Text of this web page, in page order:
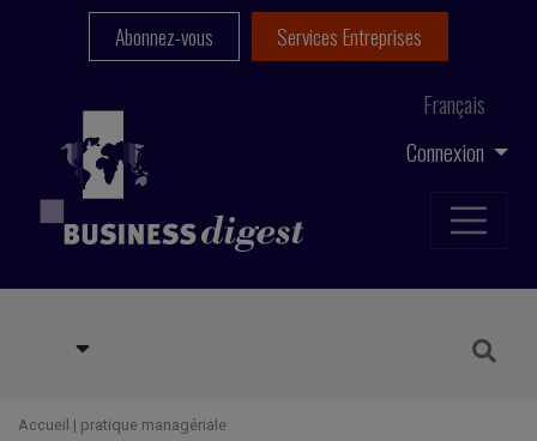
Connexion
Français
Abonnez-vous Services Entreprises
Accueil | pratique managériale